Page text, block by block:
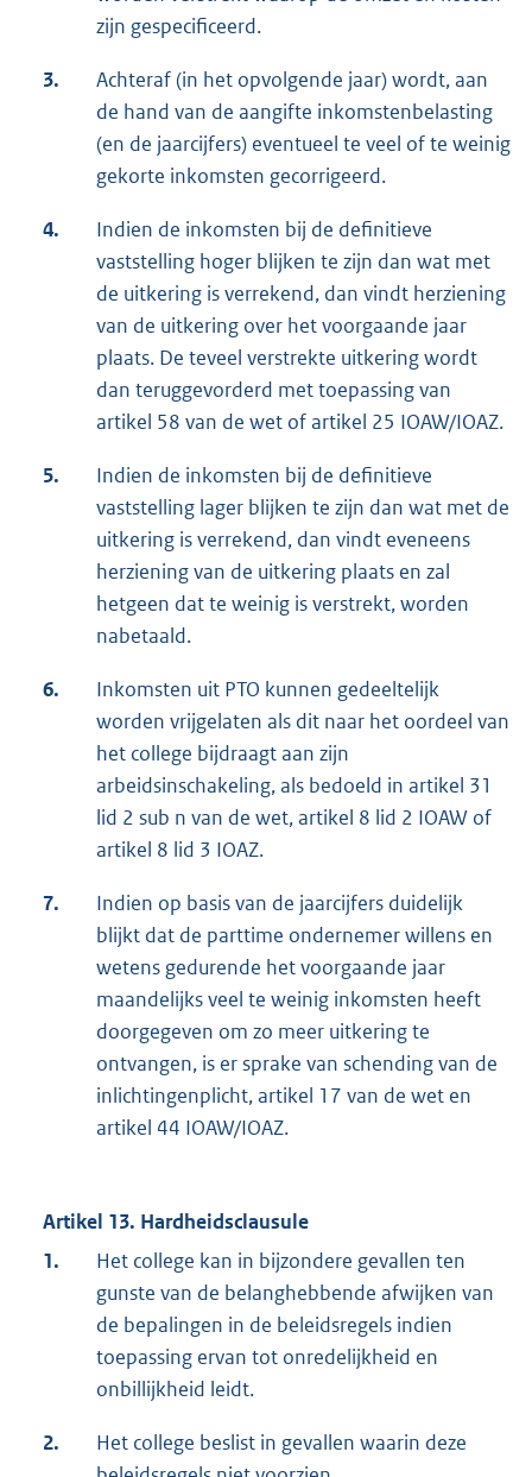
zijn gespecificeerd.
3.
Achteraf (in het opvolgende jaar) wordt, aan
de hand van de aangifte inkomstenbelasting
(en de jaarcijfers) eventueel te veel of te weinig
gekorte inkomsten gecorrigeerd.
4.
Indien de inkomsten bij de definitieve
vaststelling hoger blijken te zijn dan wat met
de uitkering is verrekend, dan vindt herziening
van de uitkering over het voorgaande jaar
plaats. De teveel verstrekte uitkering wordt
dan teruggevorderd met toepassing van
artikel 58 van de wet of artikel 25 IOAW/IOAZ.
5.
Indien de inkomsten bij de definitieve
vaststelling lager blijken te zijn dan wat met de
uitkering is verrekend, dan vindt eveneens
herziening van de uitkering plaats en zal
hetgeen dat te weinig is verstrekt, worden
nabetaald.
6.
Inkomsten uit PTO kunnen gedeeltelijk
worden vrijgelaten als dit naar het oordeel van
het college bijdraagt aan zijn
arbeidsinschakeling, als bedoeld in artikel 31
lid 2 sub n van de wet, artikel 8 lid 2 IOAW of
artikel 8 lid 3 IOAZ.
7.
Indien op basis van de jaarcijfers duidelijk
blijkt dat de parttime ondernemer willens en
wetens gedurende het voorgaande jaar
maandelijks veel te weinig inkomsten heeft
doorgegeven om zo meer uitkering te
ontvangen, is er sprake van schending van de
inlichtingenplicht, artikel 17 van de wet en
artikel 44 IOAW/IOAZ.
Artikel 13. Hardheidsclausule
1.
Het college kan in bijzondere gevallen ten
gunste van de belanghebbende afwijken van
de bepalingen in de beleidsregels indien
toepassing ervan tot onredelijkheid en
onbillijkheid leidt.
2.
Het college beslist in gevallen waarin deze